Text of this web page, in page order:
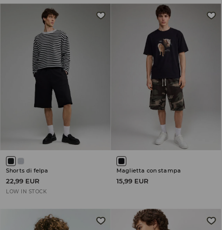
Shorts di felpa
22,99 EUR
LOW IN STOCK
Maglietta con stampa
15,99 EUR